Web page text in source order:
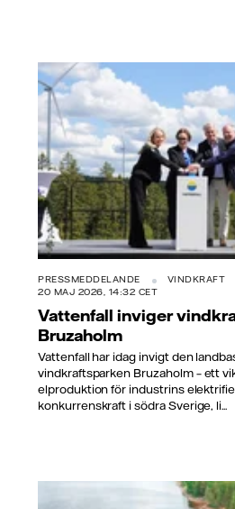
PRESSMEDDELANDE
VINDKRAFT
20 MAJ 2026, 14:32 CET
Vattenfall inviger
Bruzaholm
Vattenfall har idag invigt den
vindkraftsparken Bruzaholm – ett
elproduktion för industrins
konkurrenskraft i södra Sverige, li...